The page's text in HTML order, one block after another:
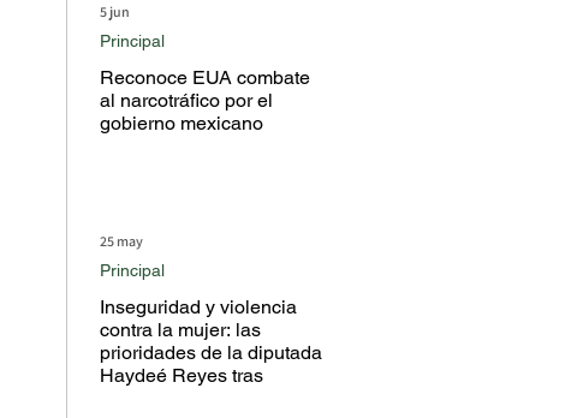
Reconoce EUA combate
al narcotráfico por el
gobierno mexicano
Principal
5 jun
Inseguridad y violencia
contra la mujer: las
prioridades de la diputada
Haydeé Reyes tras
Principal
25 may